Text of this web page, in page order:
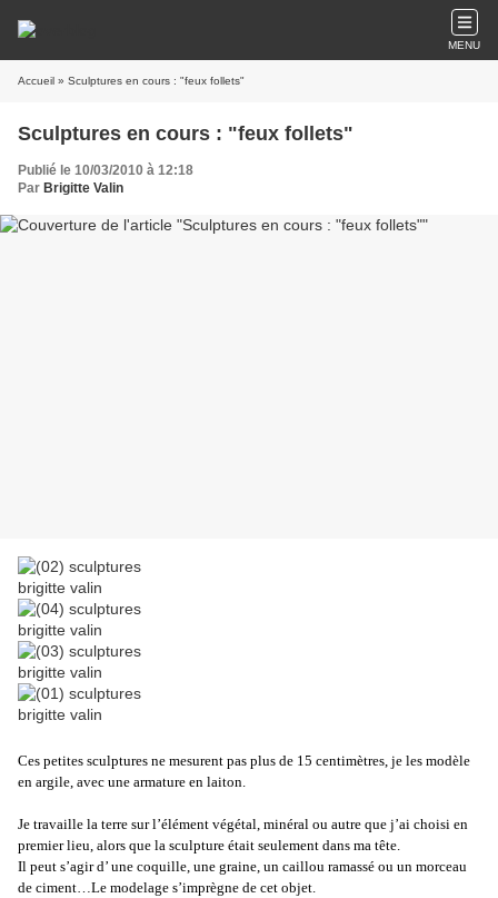
MENU
Accueil » Sculptures en cours : "feux follets"
Sculptures en cours : "feux follets"
Publié le 10/03/2010 à 12:18
Par Brigitte Valin
Ces petites sculptures ne mesurent pas plus de 15 centimètres, je les modèle
en argile, avec une armature en laiton.
Je travaille la terre sur l’élément végétal, minéral ou autre que j’ai choisi en
premier lieu, alors que la sculpture était seulement dans ma tête.
Il peut s’agir d’ une coquille, une graine, un caillou ramassé ou un morceau
de ciment…Le modelage s’imprègne de cet objet.